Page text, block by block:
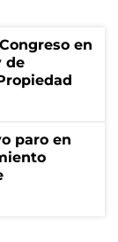
en
de
paro en